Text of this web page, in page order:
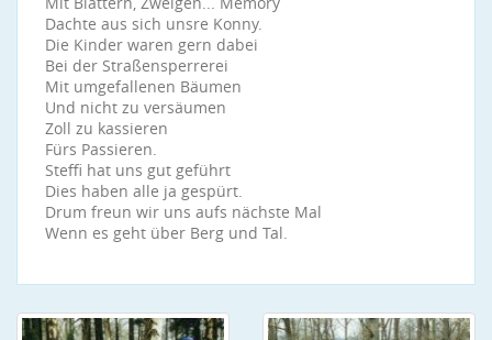
Dachte aus sich unsre Konny.
Die Kinder waren gern dabei
Bei der Straßensperrerei
Mit umgefallenen Bäumen
Und nicht zu versäumen
Zoll zu kassieren
Fürs Passieren.
Steffi hat uns gut geführt
Dies haben alle ja gespürt.
Drum freun wir uns aufs nächste Mal
Wenn es geht über Berg und Tal.